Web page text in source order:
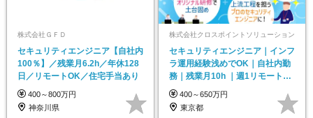
株式会社ＧＦＤ
セキュリティエンジニア【自社内
100％】／残業月6.2h／年休128
日／リモートOK／住宅手当あり
400～800万円
神奈川県
株式会社クロスポイントソリューション
セキュリティエンジニア｜インフ
ラ運用経験浅めでOK｜自社内勤
務｜残業月10h ｜週1リモート｜
賞与実績年4ヶ月
400～650万円
東京都